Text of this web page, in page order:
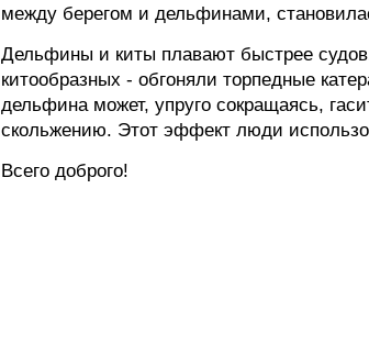
между берегом и дельфинами,
Дельфины и киты плавают быстрее
китообразных - обгоняли торпедные
дельфина может, упруго сокращаясь,
скольжению. Этот эффект люди
Всего доброго!